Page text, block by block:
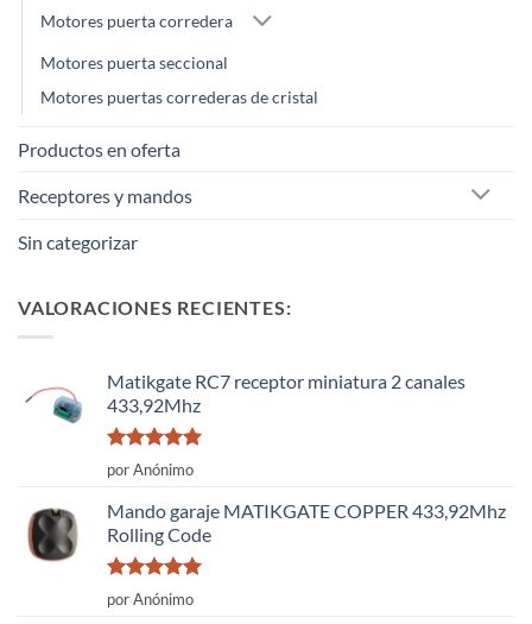
Motores puerta corredera
Motores puerta seccional
Motores puertas correderas de cristal
Productos en oferta
Receptores y mandos
Sin categorizar
VALORACIONES RECIENTES:
Matikgate RC7 receptor miniatura 2 canales
433,92Mhz
Valorado
con
por Anónimo
Mando garaje MATIKGATE COPPER 433,92Mhz
Rolling Code
Valorado
con
por Anónimo